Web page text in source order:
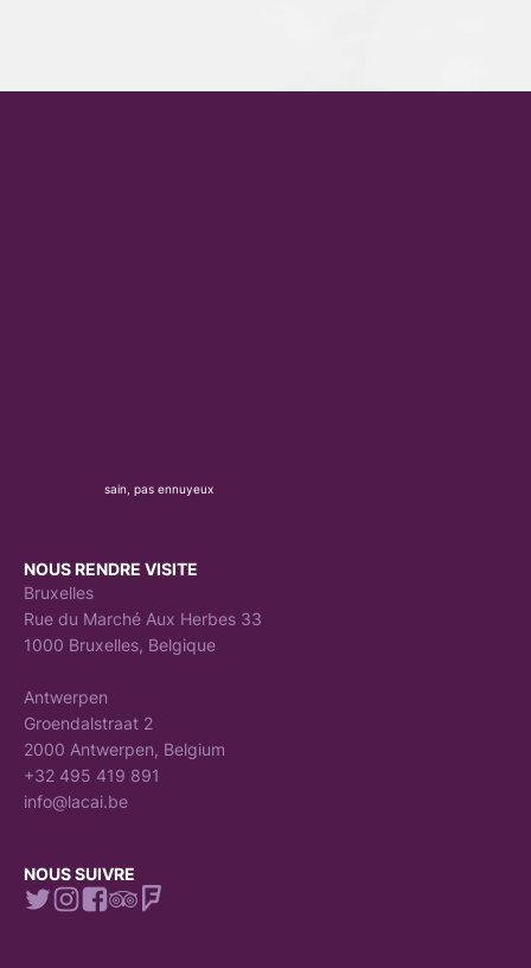
sain, pas ennuyeux
NOUS RENDRE VISITE
Bruxelles
Rue du Marché Aux Herbes 33
1000 Bruxelles, Belgique
Antwerpen
Groendalstraat 2
2000 Antwerpen, Belgium
+32 495 419 891
info@lacai.be
NOUS SUIVRE